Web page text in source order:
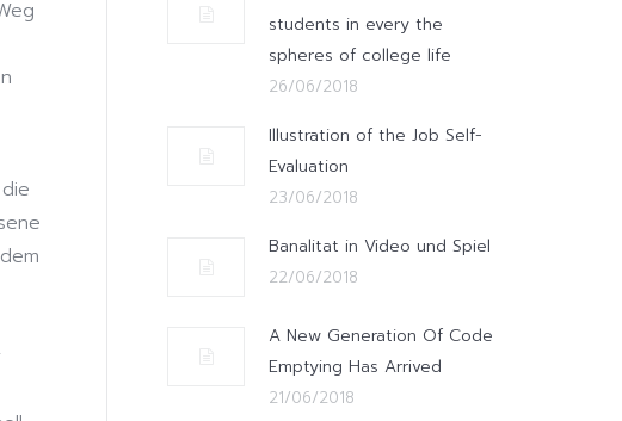
students in every the
spheres of college life
26/06/2018
Illustration of the Job Self-
Evaluation
23/06/2018
Banalitat in Video und Spiel
22/06/2018
A New Generation Of Code
Emptying Has Arrived
21/06/2018